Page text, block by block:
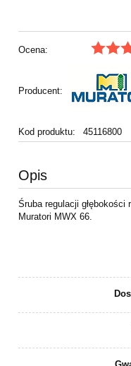
Ocena:
Producent:
Kod produktu: 45116800
Opis
Śruba regulacji
Muratori MWX 66.